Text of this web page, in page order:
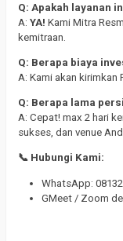
Q: Apakah layanan
A: YA! Kami Mitra
kemitraan.
Q: Berapa biaya
A: Kami akan
Q: Berapa lama
A: Cepat! max 2 hari
sukses, dan venue
📞 Hubungi Kami:
WhatsApp:
GMeet / Zoom